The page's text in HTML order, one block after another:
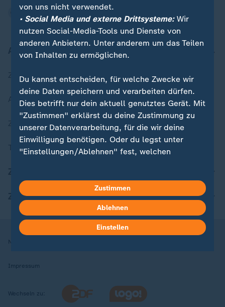
Aktuell bei ZDFheute
Zuletzt veröffentlicht
Aktuelle Sendungs-Videos
ZDFheute Stories
Themen im Überblick
ZDFheute Apps
Nutzungsbedingungen
Impressum
Wechseln zu:
von uns nicht verwendet.
• Social Media und externe Drittsysteme:Wir
nutzen Social-Media-Tools und Dienste von
anderen Anbietern. Unter anderem um das Teilen
von Inhalten zu ermöglichen.
Du kannst entscheiden, für welche Zwecke wir
deine Daten speichern und verarbeiten dürfen.
Dies betrifft nur dein aktuell genutztes Gerät. Mit
"Zustimmen" erklärst du deine Zustimmung zu
unserer Datenverarbeitung, für die wir deine
Einwilligung benötigen. Oder du legst unter
"Einstellungen/Ablehnen" fest, welchen
kannst du jederzeit mit Wirkung für die Zukunft
in deinen Einstellungen widerrufen oder ändern.
Hier findest du das Impressum.
Weitere Informationen findest du in unserer
Zustimmen
Ablehnen
Einstellen